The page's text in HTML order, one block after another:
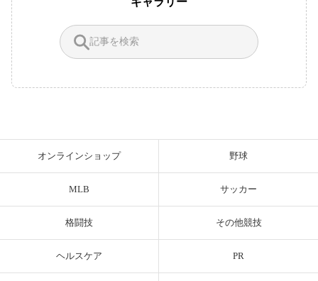
オンラインショップ 野球
MLB サッカー
格闘技 その他競技
ヘルスケア PR